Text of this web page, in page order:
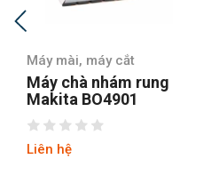
Máy mài, máy cắt
Máy chà nhám rung
Makita BO4901
Liên hệ